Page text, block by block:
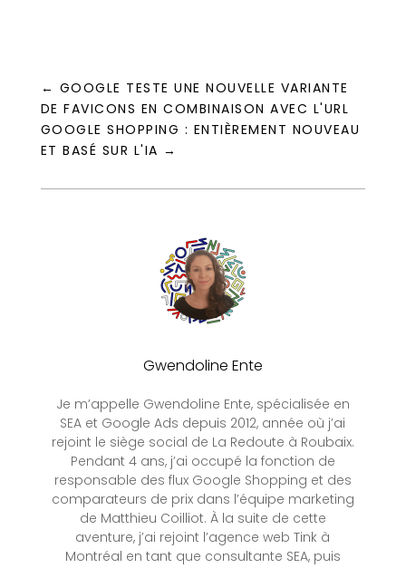
← GOOGLE TESTE UNE NOUVELLE VARIANTE
DE FAVICONS EN COMBINAISON AVEC L'URL
GOOGLE SHOPPING : ENTIÈREMENT NOUVEAU
ET BASÉ SUR L'IA →
Gwendoline Ente
Je m’appelle Gwendoline Ente, spécialisée en
SEA et Google Ads depuis 2012, année où j’ai
rejoint le siège social de La Redoute à Roubaix.
Pendant 4 ans, j’ai occupé la fonction de
responsable des flux Google Shopping et des
comparateurs de prix dans l’équipe marketing
de Matthieu Coilliot. À la suite de cette
aventure, j’ai rejoint l’agence web Tink à
Montréal en tant que consultante SEA, puis